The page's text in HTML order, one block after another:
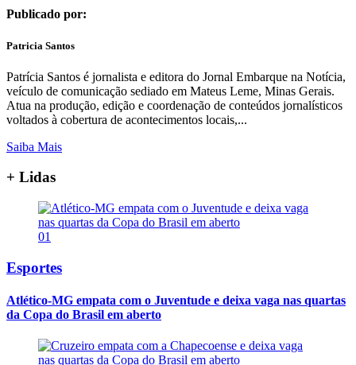
Publicado por:
Patricia Santos
Patrícia Santos é jornalista e editora do Jornal Embarque na Notícia,
veículo de comunicação sediado em Mateus Leme, Minas Gerais.
Atua na produção, edição e coordenação de conteúdos jornalísticos
voltados à cobertura de acontecimentos locais,...
Saiba Mais
+ Lidas
01
Esportes
Atlético-MG empata com o Juventude e deixa vaga nas quartas
da Copa do Brasil em aberto